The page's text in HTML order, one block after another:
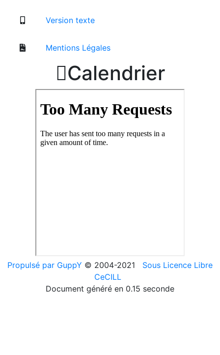
Version texte
Mentions Légales
Calendrier
Propulsé par GuppY © 2004-2021
Sous Licence Libre
CeCILL
Document généré en 0.15 seconde